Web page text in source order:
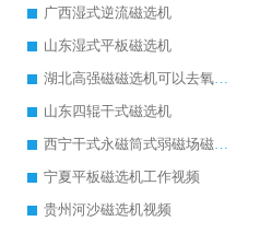
广西湿式逆流磁选机
山东湿式平板磁选机
湖北高强磁磁选机可以去氧化铝
山东四辊干式磁选机
西宁干式永磁筒式弱磁场磁选机结构图
宁夏平板磁选机工作视频
贵州河沙磁选机视频